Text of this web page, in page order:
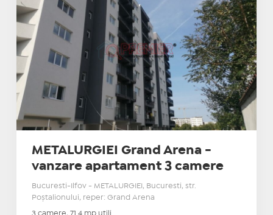
METALURGIEI Grand Arena -
vanzare apartament 3 camere
Bucuresti-Ilfov - METALURGIEI, Bucuresti, str.
Poştalionului, reper: Grand Arena
3 camere, 71.4 mp utili